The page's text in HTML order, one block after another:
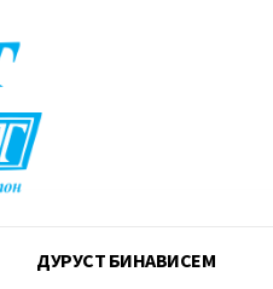
ДУРУСТ БИНАВИСЕМ